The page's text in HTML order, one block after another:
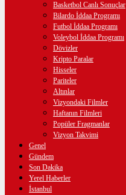
Basketbol Canlı Sonuçlar
Bilardo İddaa Programı
Futbol İddaa Programı
Voleybol İddaa Programı
Dövizler
Kripto Paralar
Hisseler
Pariteler
Altınlar
Vizyondaki Filmler
Haftanın Filmleri
Popüler Fragmanlar
Vizyon Takvimi
Genel
Gündem
Son Dakika
Yerel Haberler
İstanbul